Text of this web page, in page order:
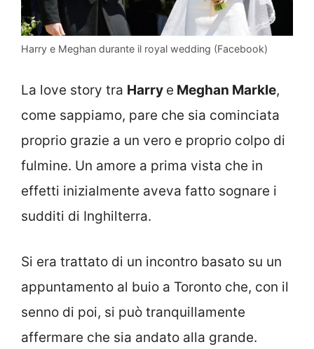
Harry e Meghan durante il royal wedding (Facebook)
La love story tra Harry e Meghan Markle,
come sappiamo, pare che sia cominciata
proprio grazie a un vero e proprio colpo di
fulmine. Un amore a prima vista che in
effetti inizialmente aveva fatto sognare i
sudditi di Inghilterra.
Si era trattato di un incontro basato su un
appuntamento al buio a Toronto che, con il
senno di poi, si può tranquillamente
affermare che sia andato alla grande.